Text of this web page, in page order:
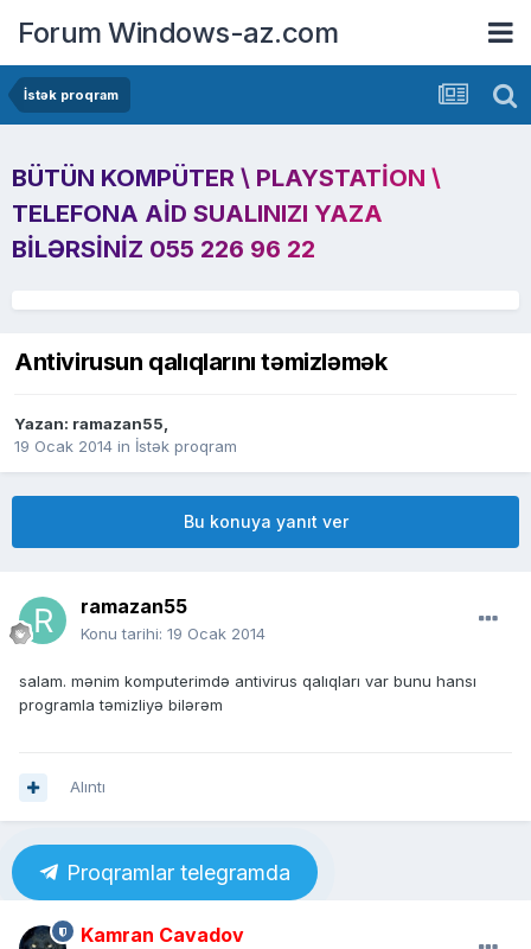
Forum Windows-az.com
İstək proqram
BÜTÜN KOMPÜTER \ PLAYSTATION \
TELEFONA AID SUALINIZI YAZA
BILƏRSINIZ 055 226 96 22
Antivirusun qalıqlarını təmizləmək
Yazan: ramazan55,
19 Ocak 2014 in İstək proqram
Bu konuya yanıt ver
ramazan55
Konu tarihi: 19 Ocak 2014
salam. mənim komputerimdə antivirus qalıqları var bunu hansı
programla təmizliyə bilərəm
Alıntı
Proqramlar telegramda
Kamran Cavadov